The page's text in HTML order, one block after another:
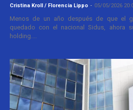
Cristina Kroll / Florencia Lippo - 05/05/2026
Menos de un año después de que el
quedado con el nacional Sidus, ahora
holding....